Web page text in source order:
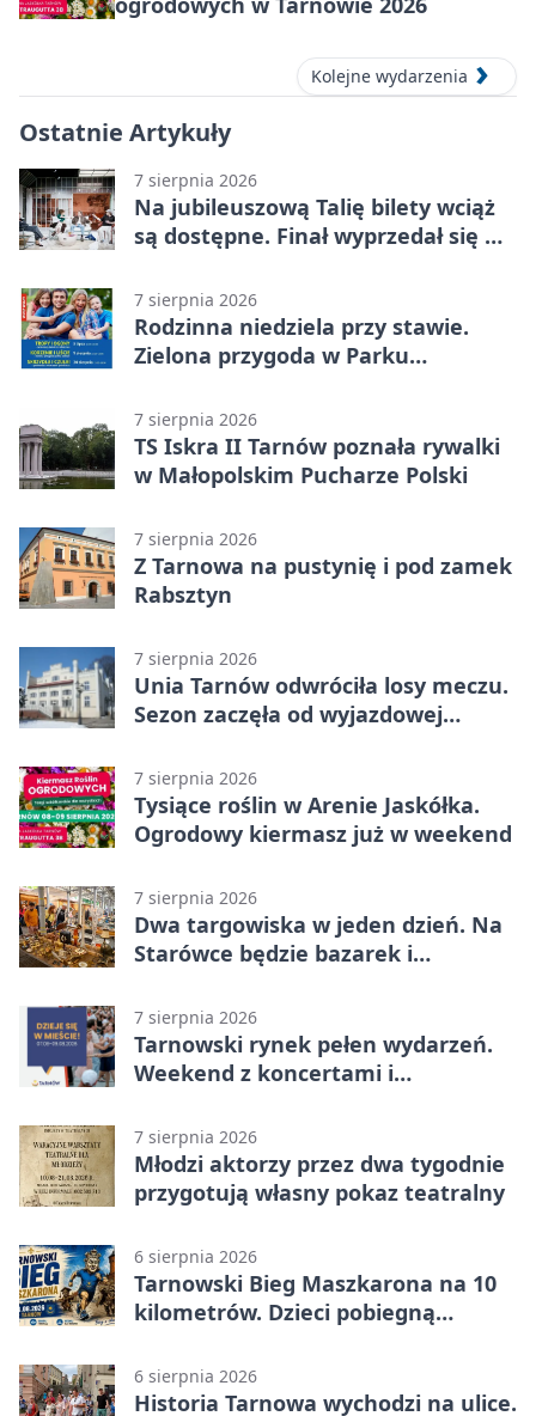
Kolejne wydarzenia
Ostatnie Artykuły
7 sierpnia 2026
Na jubileuszową Talię bilety wciąż
są dostępne. Finał wyprzedał się w
7 sierpnia 2026
Rodzinna niedziela przy stawie.
Zielona przygoda w Parku
7 sierpnia 2026
TS Iskra II Tarnów poznała rywalki
w Małopolskim Pucharze Polski
7 sierpnia 2026
Z Tarnowa na pustynię i pod zamek
Rabsztyn
7 sierpnia 2026
Unia Tarnów odwróciła losy meczu.
Sezon zaczęła od wyjazdowej
7 sierpnia 2026
Tysiące roślin w Arenie Jaskółka.
Ogrodowy kiermasz już w weekend
7 sierpnia 2026
Dwa targowiska w jeden dzień. Na
Starówce będzie bazarek i
7 sierpnia 2026
Tarnowski rynek pełen wydarzeń.
Weekend z koncertami i
7 sierpnia 2026
Młodzi aktorzy przez dwa tygodnie
przygotują własny pokaz teatralny
6 sierpnia 2026
Tarnowski Bieg Maszkarona na 10
kilometrów. Dzieci pobiegną
6 sierpnia 2026
Historia Tarnowa wychodzi na ulice.